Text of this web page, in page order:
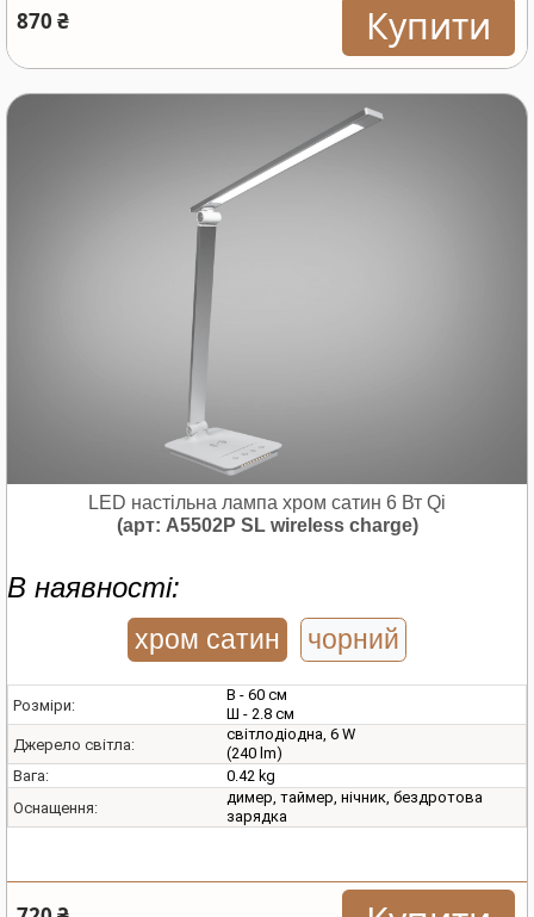
870 ₴ Купити
LED настільна лампа хром сатин 6 Вт Qi
(арт: A5502P SL wireless charge)
В наявності:
хром сатин чорний
Розміри:
В - 60 см
Ш - 2.8 см
Джерело світла:
світлодіодна, 6 W
(240 lm)
Вага:
0.42 kg
Оснащення:
димер, таймер, нічник, бездротова
зарядка